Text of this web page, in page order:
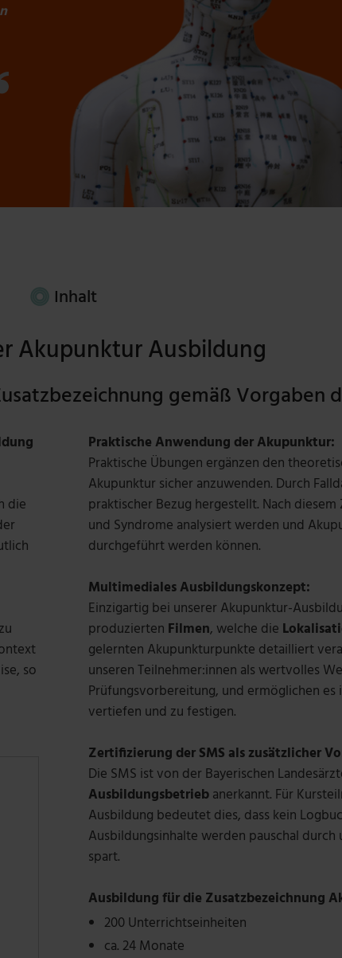
Inhalt
Akupunktur Ausbildung
gemäß Vorgaben
die
so
Praktische Anwendung der Akupunktur:
Praktische Übungen ergänzen den
Akupunktur sicher anzuwenden. Durch
praktischer Bezug hergestellt. Nach
und Syndrome analysiert werden und
durchgeführt werden können.
Multimediales Ausbildungskonzept:
Einzigartig bei unserer Akupunktur-
produzierten Filmen, welche die
gelernten Akupunkturpunkte detailliert
unseren Teilnehmer:innen als wertvolles
Prüfungsvorbereitung, und ermöglichen es
vertiefen und zu festigen.
Zertifizierung der SMS als zusätzlicher
Die SMS ist von der Bayerischen
Ausbildungsbetriebanerkannt. Für
Ausbildung bedeutet dies, dass kein
Ausbildungsinhalte werden pauschal
spart.
Ausbildung für die Zusatzbezeichnung
200 Unterrichtseinheiten
ca. 24 Monate